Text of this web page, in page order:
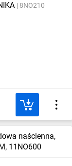
8NO210
naścienna,
11NO600